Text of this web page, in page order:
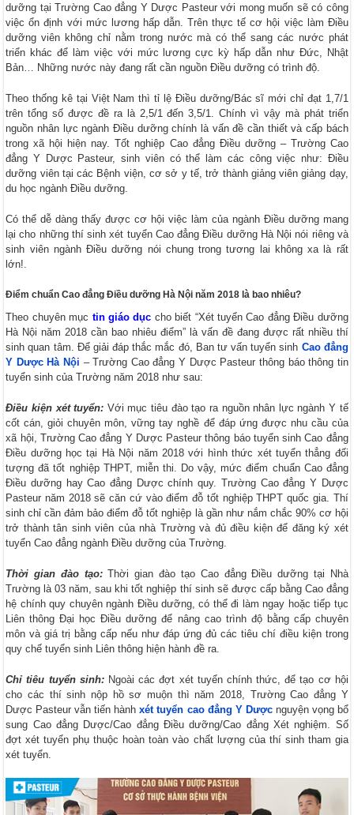
dưỡng tại Trường Cao đẳng Y Dược Pasteur với mong muốn sẽ có công
việc ổn định với mức lương hấp dẫn. Trên thực tế cơ hội việc làm Điều
dưỡng viên không chỉ nằm trong nước mà có thể sang các nước phát
triển khác để làm việc với mức lương cực kỳ hấp dẫn như Đức, Nhật
Bản… Những nước này đang rất cần nguồn Điều dưỡng có trình độ.
Theo thống kê tại Việt Nam thì tỉ lệ Điều dưỡng/Bác sĩ mới chỉ đạt 1,7/1
trên tổng số được đề ra là 2,5/1 đến 3,5/1. Chính vì vậy mà phát triển
nguồn nhân lực ngành Điều dưỡng chính là vấn đề cần thiết và cấp bách
trong xã hội hiện nay. Tốt nghiệp Cao đẳng Điều dưỡng – Trường Cao
đẳng Y Dược Pasteur, sinh viên có thể làm các công việc như: Điều
dưỡng viên tại các Bệnh viện, cơ sở y tế, trở thành giảng viên giảng dạy,
du học ngành Điều dưỡng.
Có thể dễ dàng thấy được cơ hội việc làm của ngành Điều dưỡng mang
lại cho những thí sinh xét tuyển Cao đẳng Điều dưỡng Hà Nội nói riêng và
sinh viên ngành Điều dưỡng nói chung trong tương lai không xa là rất
lớn!.
Điểm chuẩn Cao đẳng Điều dưỡng Hà Nội năm 2018 là bao nhiêu?
Theo chuyên mục tin giáo dục cho biết “Xét tuyển Cao đẳng Điều dưỡng
Hà Nội năm 2018 cần bao nhiêu điểm” là vấn đề đang được rất nhiều thí
sinh quan tâm. Để giải đáp thắc mắc đó, Ban tư vấn tuyển sinh Cao đẳng
Y Dược Hà Nội – Trường Cao đẳng Y Dược Pasteur thông báo thông tin
tuyển sinh của Trường năm 2018 như sau:
Điều kiện xét tuyển: Với mục tiêu đào tạo ra nguồn nhân lực ngành Y tế
cốt cán, giỏi chuyên môn, vững tay nghề để đáp ứng được nhu cầu của
xã hội, Trường Cao đẳng Y Dược Pasteur thông báo tuyển sinh Cao đẳng
Điều dưỡng học tại Hà Nội năm 2018 với hình thức xét tuyển thẳng đối
tượng đã tốt nghiệp THPT, miễn thi. Do vậy, mức điểm chuẩn Cao đẳng
Điều dưỡng hay Cao đẳng Dược chính quy. Trường Cao đẳng Y Dược
Pasteur năm 2018 sẽ căn cứ vào điểm đỗ tốt nghiệp THPT quốc gia. Thí
sinh chỉ cần đảm bảo điểm đỗ tốt nghiệp là gần như nắm chắc 90% cơ hội
trở thành tân sinh viên của nhà Trường và đủ điều kiện để đăng ký xét
tuyển Cao đẳng ngành Điều dưỡng của Trường.
Thời gian đào tạo:Thời gian đào tạo Cao đẳng Điều dưỡng tại Nhà
Trường là 03 năm, sau khi tốt nghiệp thí sinh sẽ được cấp bằng Cao đẳng
hệ chính quy chuyên ngành Điều dưỡng, có thể đi làm ngay hoặc tiếp tục
Liên thông Đại học Điều dưỡng để nâng cao trình độ bằng cấp chuyên
môn và giá trị bằng cấp nếu như đáp ứng đủ các tiêu chí điều kiện trong
quy chế tuyển sinh Liên thông hiện hành đề ra.
Chỉ tiêu tuyển sinh:Ngoài các đợt xét tuyển chính thức, để tạo cơ hội
cho các thí sinh nộp hồ sơ muộn thì năm 2018, Trường Cao đẳng Y
Dược Pasteur vẫn tiến hànhxét tuyển cao đẳng Y Dượcnguyện vọng bổ
sung Cao đẳng Dược/Cao đẳng Điều dưỡng/Cao đẳng Xét nghiệm. Số
đợt xét tuyển phụ thuộc hoàn toàn vào chất lượng của thí sinh tham gia
xét tuyển.